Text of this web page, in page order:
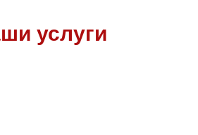
услуги